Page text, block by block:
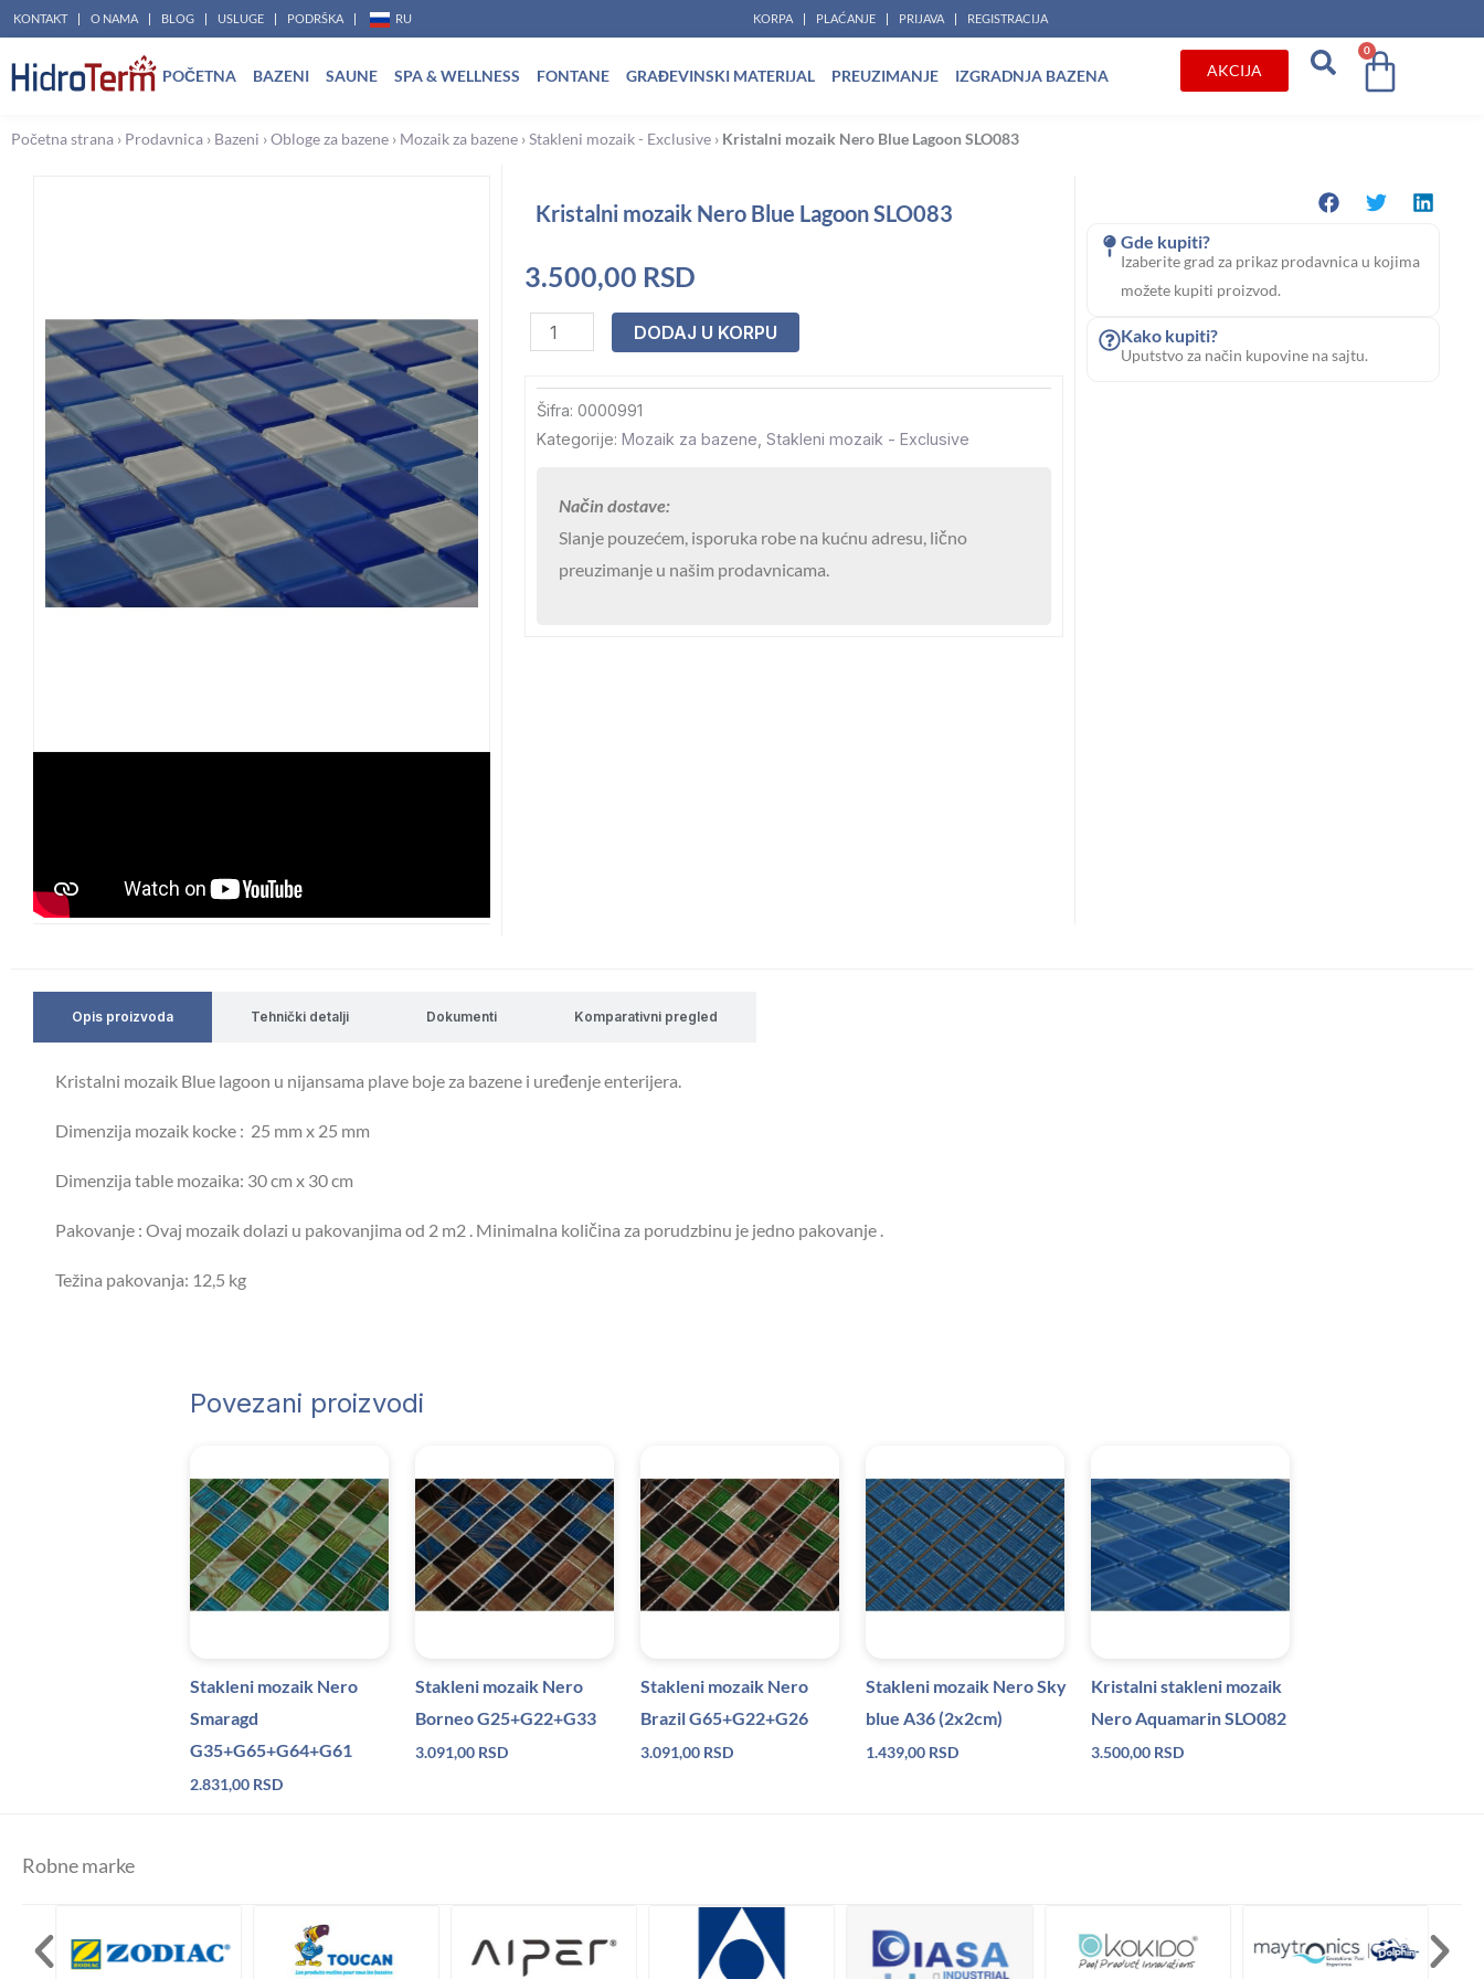
Pređi
sadržaj
KONTAKT O NAMA BLOG USLUGE PODRŠKA RU KORPA PLAĆANJE PRIJAVA REGISTRACIJA
POČETNA BAZENI SAUNE SPA & WELLNESS FONTANE GRAĐEVINSKI MATERIJAL PREUZIMANJE IZGRADNJA BAZENA AKCIJA
0
Cart
Početna strana › Prodavnica › Bazeni ›Obloge za bazene › Mozaik za bazene ›Stakleni mozaik - Exclusive › Kristalni mozaik Nero Blue Lagoon SLO083
Kristalni mozaik Nero Blue Lagoon SLO083
3.500,00 RSD
Kristalni
mozaik
Nero
Blue
Lagoon
količina
DODAJ U KORPU
Šifra: 0000991
Kategorije: Mozaik za bazene Stakleni mozaik - Exclusive
Način dostave:
Slanje pouzećem, isporuka robe na kućnu adresu, lično
preuzimanje u našim prodavnicama.
Gde kupiti?
Izaberite grad za prikaz prodavnica u kojima
možete kupiti proizvod.
Kako kupiti?
Uputstvo za način kupovine na sajtu.
Opis proizvoda Tehnički detalji Dokumenti Komparativni pregled
Kristalni mozaik Blue lagoon u nijansama plave boje za bazene i uređenje enterijera.
Dimenzija mozaik kocke : 25 mm x 25 mm
Dimenzija table mozaika: 30 cm x 30 cm
Pakovanje : Ovaj mozaik dolazi u pakovanjima od 2 m2 . Minimalna količina za porudzbinu je jedno pakovanje .
Težina pakovanja: 12,5 kg
Povezani proizvodi
Stakleni mozaik Nero
Smaragd
G35+G65+G64+G61
2.831,00 RSD
Stakleni mozaik Nero
Borneo G25+G22+G33
3.091,00 RSD
Stakleni mozaik Nero
Brazil G65+G22+G26
3.091,00 RSD
Stakleni mozaik Nero Sky
blue A36 (2x2cm)
1.439,00 RSD
Kristalni stakleni mozaik
Nero Aquamarin SLO082
3.500,00 RSD
Robne marke